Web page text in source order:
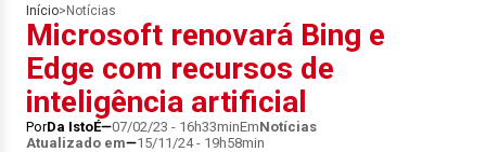
Início> Notícias
Microsoft renovará Bing e
Edge com recursos de
inteligência artificial
PorDa IstoÉ 07/02/23 - 16h33minEmNotícias
Atualizado em
15/11/24 - 19h58min